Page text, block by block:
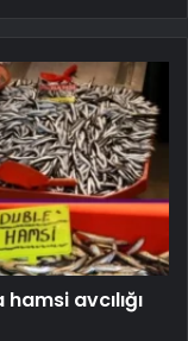
avcılığı